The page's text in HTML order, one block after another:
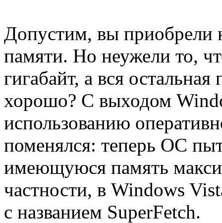
Допустим, вы приобрели
памяти. Но неужели то,
гигабайт, а вся
хорошо? С выходом
использованию
поменялся: теперь ОС
имеющуюся память
частности, в Windows
с названием SuperFetch.